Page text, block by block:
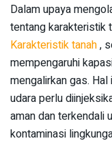
Dalam upaya
tentang karakteristik
Karakteristik tanah,
mempengaruhi
mengalirkan gas.
udara perlu
aman dan terkendali
kontaminasi